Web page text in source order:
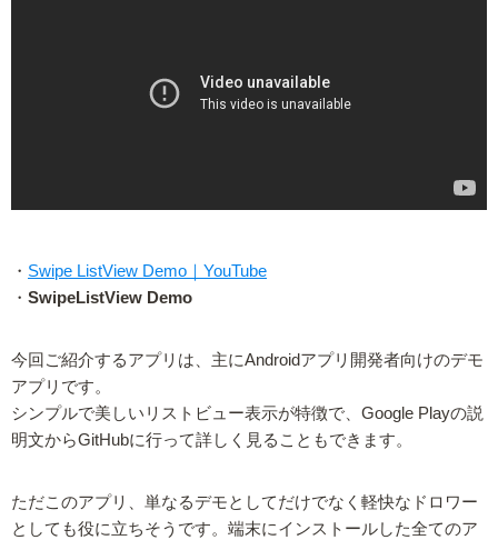
・ Swipe ListView Demo｜YouTube
・ SwipeListView Demo
今回ご紹介するアプリは、主にAndroidアプリ開発者向けのデモ
アプリです。
シンプルで美しいリストビュー表示が特徴で、Google Playの説
明文からGitHubに行って詳しく見ることもできます。
ただこのアプリ、単なるデモとしてだけでなく軽快なドロワー
としても役に立ちそうです。端末にインストールした全てのア